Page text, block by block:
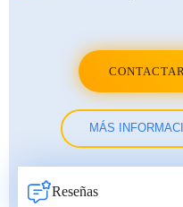
MÁS
Reseñas